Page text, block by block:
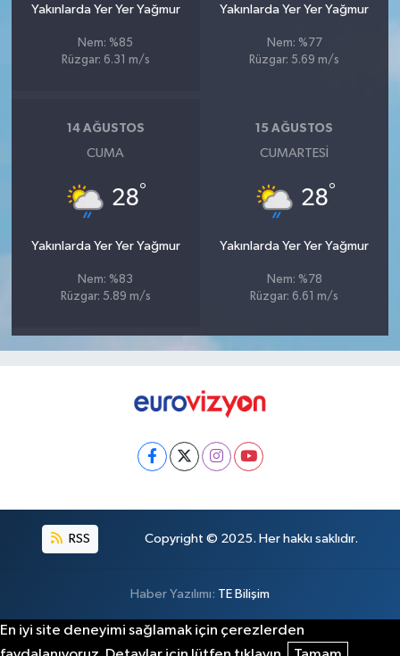
Yakınlarda Yer Yer Yağmur
Nem: %85
Rüzgar: 6.31 m/s
Yakınlarda Yer Yer Yağmur
Nem: %77
Rüzgar: 5.69 m/s
14 AĞUSTOS
CUMA
28°
Yakınlarda Yer Yer Yağmur
Nem: %83
Rüzgar: 5.89 m/s
15 AĞUSTOS
CUMARTESI
28°
Yakınlarda Yer Yer Yağmur
Nem: %78
Rüzgar: 6.61 m/s
RSS Copyright © 2025. Her hakkı saklıdır.
Haber Yazılımı: TE Bilişim
En iyi site deneyimi sağlamak için çerezlerden